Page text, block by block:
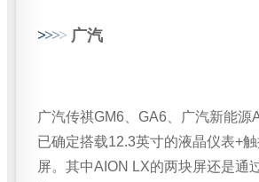
>>>> 广汽
广汽传祺GM6、GA6、广汽新能源
已确定搭载12.3英寸的液晶仪表+
屏。其中AION LX的两块屏还是通